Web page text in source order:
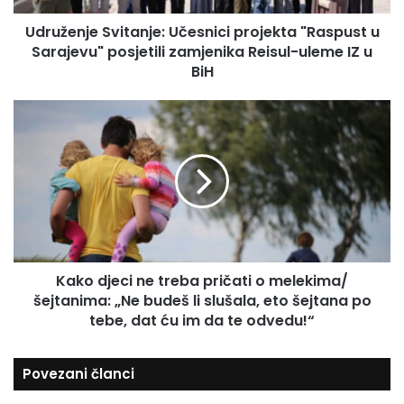
a
d
u
e
s
o
Udruženje Svitanje: Učesnici projekta "Raspust u
Sarajevu" posjetili zamjenika Reisul-uleme IZ u
BiH
i
e
a
Kako djeci ne treba pričati o melekima/
šejtanima: „Ne budeš li slušala, eto šejtana po
tebe, dat ću im da te odvedu!“
Povezani članci